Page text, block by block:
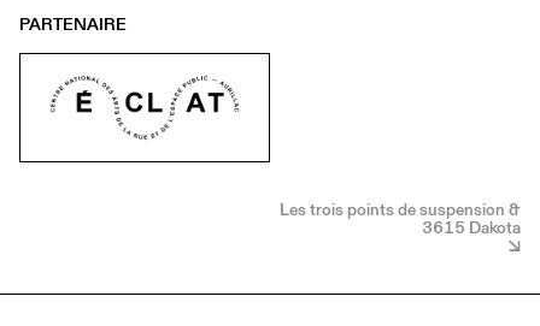
PARTENAIRE
Les trois points de suspension &
3615 Dakota